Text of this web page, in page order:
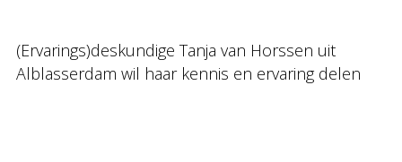
(Ervarings)deskundige Tanja van Horssen uit
Alblasserdam wil haar kennis en ervaring delen